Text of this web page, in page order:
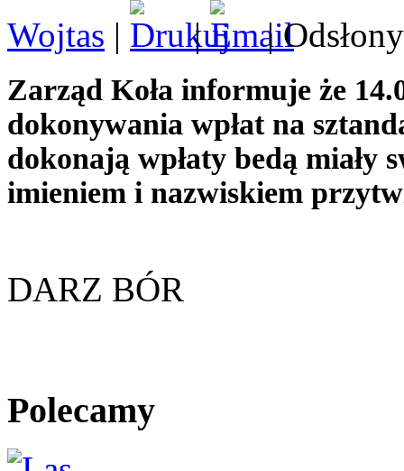
Wojtas | | |
Zarząd Koła informuje że
dokonywania wpłat na
dokonają wpłaty bedą miały
imieniem i nazwiskiem
DARZ BÓR
Polecamy